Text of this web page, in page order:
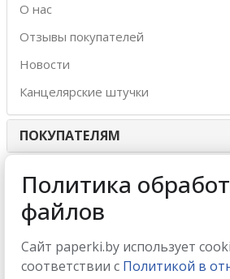
О нас
Отзывы покупателей
Новости
Канцелярские штучки
ПОКУПАТЕЛЯМ
ИНТЕРНЕТ-МАГАЗИН
МЫ ПРИНИМАЕМ
Политика
файлов
Сайт paperki.by использует
соответствии с Политикой в